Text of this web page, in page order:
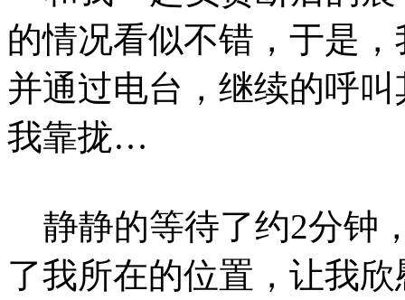
的情况看似不错，于是
并通过电台，继续的呼
我靠拢…
静静的等待了约2分钟
了我所在的位置，让我